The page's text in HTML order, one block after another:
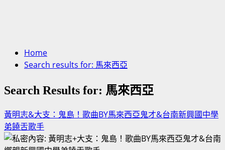
Home
Search results for: 馬來西亞
Search Results for: 馬來西亞
黃明志&大支：鬼島！歌曲BY馬來西亞鬼才&台南新興國中學
弟饒舌歌手